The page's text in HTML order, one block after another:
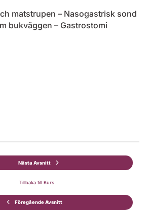
matstrupen – Nasogastrisk sond
bukväggen – Gastrostomi
Föregående Avsnitt
Tillbaka till Kurs
Nästa Avsnitt